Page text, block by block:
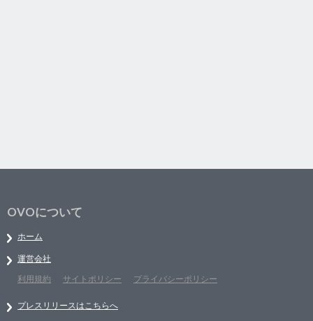
OVOについて
ホーム
運営会社
利用規約
サイトポリシー プライバシーポリシー
プレスリリースはこちらへ